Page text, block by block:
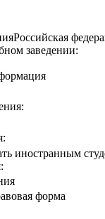
Российская
заведении:
иностранным
форма